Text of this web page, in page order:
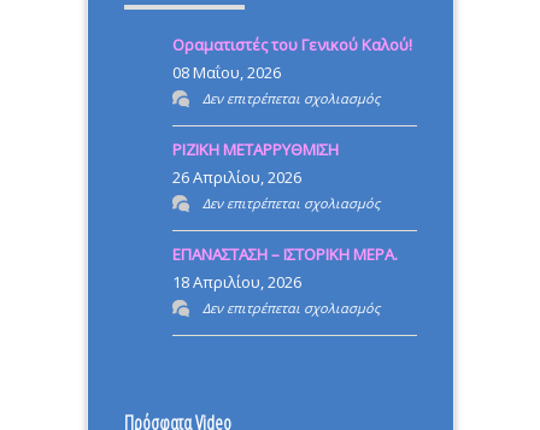
Οραματιστές του Γενικού Καλού!
08 Μαΐου, 2026
Δεν επιτρέπεται σχολιασμόςστο
Οραματιστές
Καλού!
ΡΙΖΙΚΗ ΜΕΤΑΡΡΥΘΜΙΣΗ
26 Απριλίου, 2026
Δεν επιτρέπεται σχολιασμόςστο
ΡΙΖΙΚΗ
ΜΕΤΑΡΡΥΘΜΙΣΗ
ΕΠΑΝΑΣΤΑΣΗ – ΙΣΤΟΡΙΚΗ ΜΕΡΑ.
18 Απριλίου, 2026
Δεν επιτρέπεται σχολιασμόςστο
ΕΠΑΝΑΣΤΑΣΗ
Πρόσφατα Video